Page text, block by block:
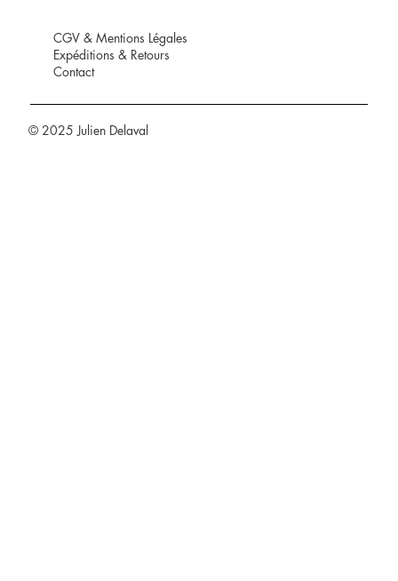
CGV & Mentions Légales
Expéditions & Retours
Contact
© 2025 Julien Delaval